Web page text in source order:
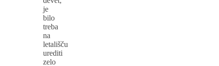
je
bilo
treba
na
letališču
urediti
zelo